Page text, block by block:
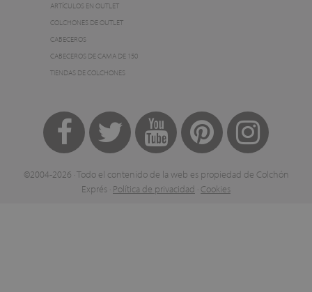
ARTÍCULOS EN OUTLET
COLCHONES DE OUTLET
CABECEROS
CABECEROS DE CAMA DE 150
TIENDAS DE COLCHONES
©2004-2026 · Todo el contenido de la web es propiedad de Colchón
Exprés · Política de privacidad · Cookies